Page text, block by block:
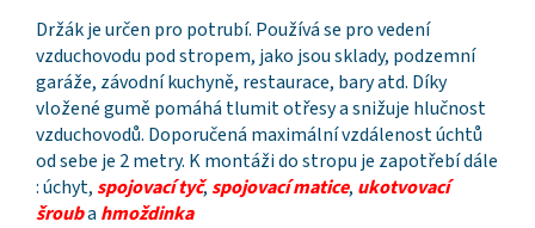
Držák je určen pro potrubí. Používá se pro vedení
vzduchovodu pod stropem, jako jsou sklady, podzemní
garáže, závodní kuchyně, restaurace, bary atd. Díky
vložené gumě pomáhá tlumit otřesy a snižuje hlučnost
vzduchovodů. Doporučená maximální vzdálenost úchtů
od sebe je 2 metry. K montáži do stropu je zapotřebí dále
: úchyt, spojovací tyč,spojovací matice, ukotvovací
šrouba hmoždinka